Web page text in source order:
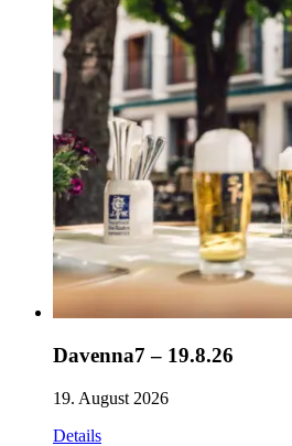
Davenna7 – 19.8.26
19. August 2026
Details